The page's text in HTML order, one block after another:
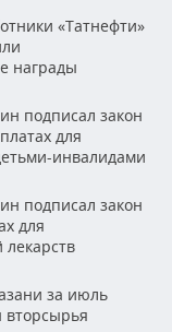
«Татнефти»
награды
подписал закон
для
инвалидами
подписал закон
для
лекарств
за июль
вторсырья